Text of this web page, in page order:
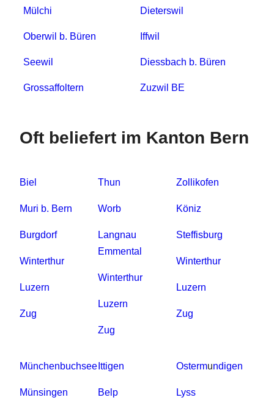
Mülchi Dieterswil
Oberwil b. Büren Iffwil
Seewil Diessbach b. Büren
Grossaffoltern Zuzwil BE
Oft beliefert im Kanton Bern
Biel
Muri b. Bern
Burgdorf
Winterthur
Luzern
Zug
Thun
Worb
Langnau
Emmental
Winterthur
Luzern
Zug
Zollikofen
Köniz
Steffisburg
Winterthur
Luzern
Zug
Münchenbuchsee
Münsingen
Ittigen
Belp
Ostermundigen
Lyss